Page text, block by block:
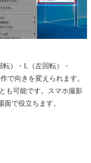
転）・L（左回転）・
で向きを変えられます。
も可能です。スマホ撮影
で役立ちます。